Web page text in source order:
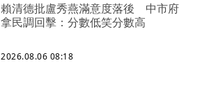
賴清德批盧秀燕滿意度落後 中市府
拿民調回擊：分數低笑分數高
2026.08.06 08:18